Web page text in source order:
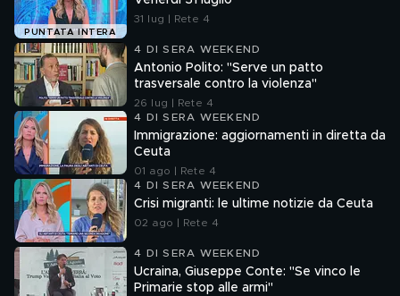
PUNTATA INTERA
31 lug | Rete 4
4 DI SERA WEEKEND
Antonio Polito: "Serve un patto
trasversale contro la violenza"
26 lug | Rete 4
4 DI SERA WEEKEND
Immigrazione: aggiornamenti in diretta da
Ceuta
01 ago | Rete 4
4 DI SERA WEEKEND
Crisi migranti: le ultime notizie da Ceuta
02 ago | Rete 4
4 DI SERA WEEKEND
Ucraina, Giuseppe Conte: "Se vinco le
Primarie stop alle armi"